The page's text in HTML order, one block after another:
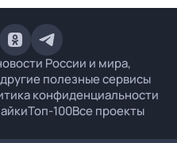
России и мира,
полезные сервисы
конфиденциальности
Топ-100Все проекты